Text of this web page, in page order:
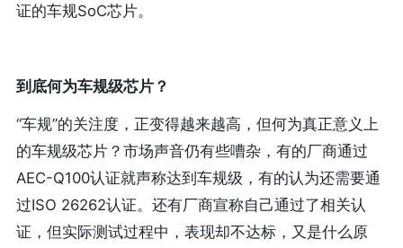
证的车规SoC芯片。
到底何为车规级芯片？
“车规”的关注度，正变得越来越高，但何为真正意义上
的车规级芯片？市场声音仍有些嘈杂，有的厂商通过
AEC-Q100认证就声称达到车规级，有的认为还需要通
过ISO 26262认证。还有厂商宣称自己通过了相关认
证，但实际测试过程中，表现却不达标，又是什么原